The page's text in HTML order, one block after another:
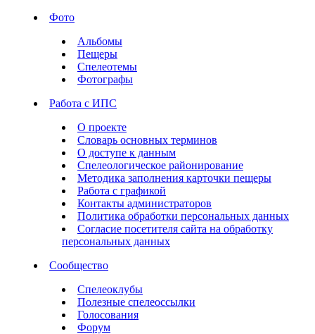
Фото
Альбомы
Пещеры
Спелеотемы
Фотографы
Работа с ИПС
О проекте
Словарь основных терминов
О доступе к данным
Спелеологическое районирование
Методика заполнения карточки пещеры
Работа с графикой
Контакты администраторов
Политика обработки персональных данных
Согласие посетителя сайта на обработку
персональных данных
Сообщество
Спелеоклубы
Полезные спелеоссылки
Голосования
Форум